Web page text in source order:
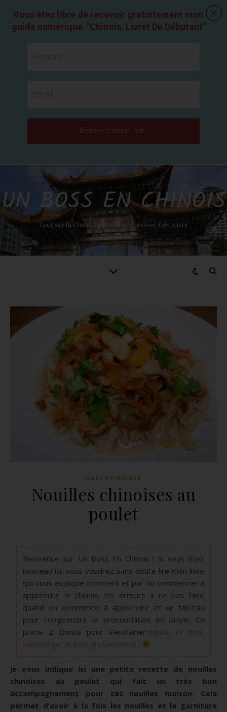
UN BOSS EN CHINOIS
Tout sur la Chine, Apprendre, Cuisiner, Découvrir
GASTRONOMIE
Nouilles chinoises au
poulet
Bienvenue sur Un Boss En Chinois ! Si vous êtes
nouveau ici, vous voudrez sans doute lire mon livre
qui vous explique comment et par où commencer à
apprendre le chinois, les erreurs à ne pas faire
quand on commence à apprendre et un tableau
pour comprendre la prononciation en pinyin. En
prime 2 Bonus pour s'entrainercliquez ici pour
télécharger le livre gratuitement !
Je vous indique ici une petite recette de nouilles
chinoises au poulet qui fait un très bon
accompagnement pour ces nouilles maison. Cela
permet d’avoir à la fois les nouilles et la garniture
Vous êtes libre de recevoir gratuitement mon
guide numérique "Chinois, Livret Du Débutant"
Recevez mon Livre